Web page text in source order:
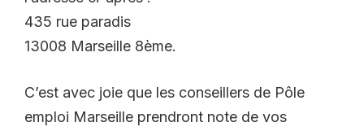
435 rue paradis
13008 Marseille 8ème.
C’est avec joie que les conseillers de Pôle
emploi Marseille prendront note de vos